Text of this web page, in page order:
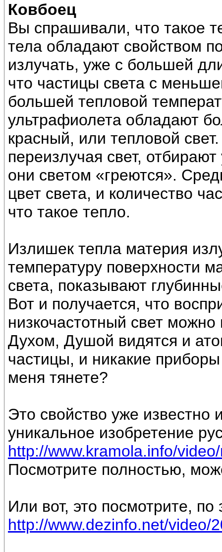
Ковбоец
Вы спрашивали, что такое
тела обладают свойством
излучать, уже с большей
что частицы света с
большей тепловой
ультрафиолета обладают
красный, или тепловой
переизлучая свет,
они светом «греются».
цвет света, и количество
что такое тепло.
Излишек тепла материя
температуру поверхности
света, показывают
Вот и получается, что
низкочастотный свет
Духом, Душой видятся и
частицы, и никакие
меня тянете?
Это свойство уже известно
уникальное изобретение
http://www.kramola.info/
Посмотрите полностью,
Или вот, это посмотрите, по
http://www.dezinfo.net/video/